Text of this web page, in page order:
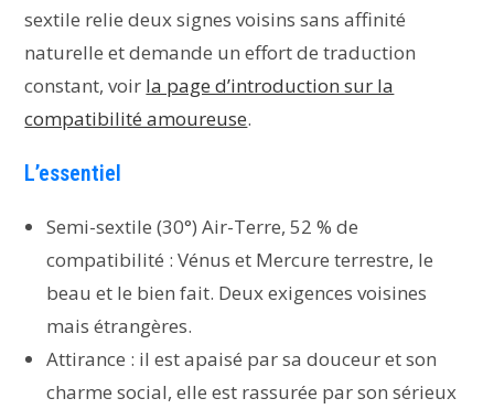
sextile relie deux signes voisins sans affinité
naturelle et demande un effort de traduction
constant, voir la page d’introduction sur la
compatibilité amoureuse.
L’essentiel
Semi-sextile (30°) Air-Terre, 52 % de
compatibilité : Vénus et Mercure terrestre, le
beau et le bien fait. Deux exigences voisines
mais étrangères.
Attirance : il est apaisé par sa douceur et son
charme social, elle est rassurée par son sérieux